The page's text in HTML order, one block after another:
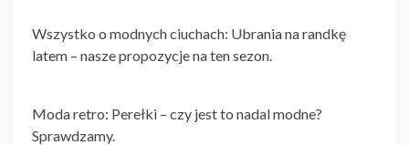
Wszystko o modnych ciuchach: Ubrania na randkę
latem – nasze propozycje na ten sezon.
Moda retro: Perełki – czy jest to nadal modne?
Sprawdzamy.